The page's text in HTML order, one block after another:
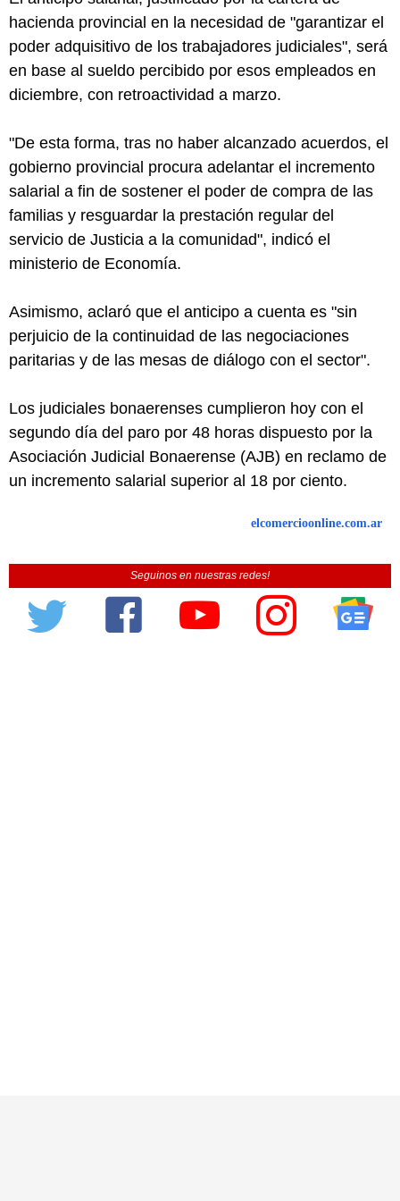
hacienda provincial en la necesidad de "garantizar el
poder adquisitivo de los trabajadores judiciales", será
en base al sueldo percibido por esos empleados en
diciembre, con retroactividad a marzo.
"De esta forma, tras no haber alcanzado acuerdos, el
gobierno provincial procura adelantar el incremento
salarial a fin de sostener el poder de compra de las
familias y resguardar la prestación regular del
servicio de Justicia a la comunidad", indicó el
ministerio de Economía.
Asimismo, aclaró que el anticipo a cuenta es "sin
perjuicio de la continuidad de las negociaciones
paritarias y de las mesas de diálogo con el sector".
Los judiciales bonaerenses cumplieron hoy con el
segundo día del paro por 48 horas dispuesto por la
Asociación Judicial Bonaerense (AJB) en reclamo de
un incremento salarial superior al 18 por ciento.
elcomercioonline.com.ar
Seguinos en nuestras redes!